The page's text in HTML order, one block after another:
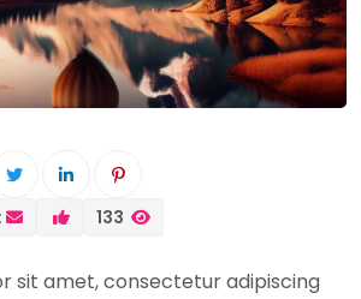
133
sit amet, consectetur adipiscing